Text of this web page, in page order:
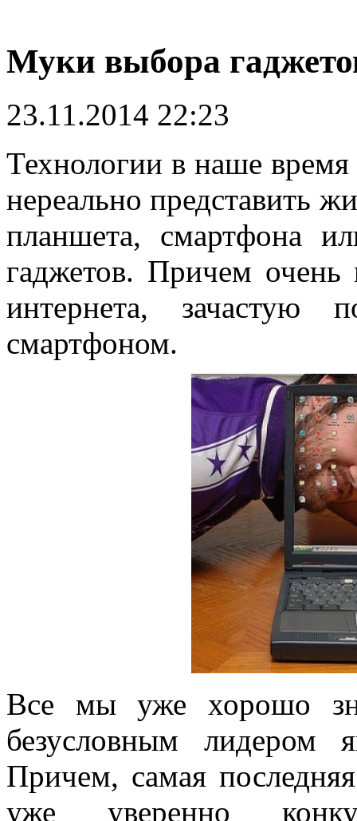
Муки выбора
23.11.2014 22:23
Технологии в наше
нереально представить
планшета, смартфона
гаджетов. Причем очень
интернета, зачастую
смартфоном.
Все мы уже хорошо
безусловным лидером
Причем, самая
уже уверенно